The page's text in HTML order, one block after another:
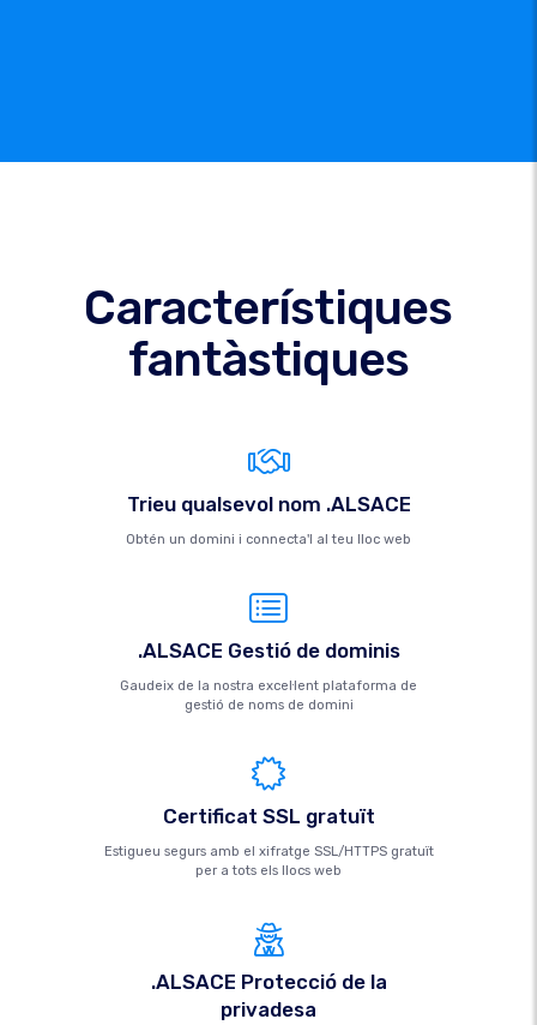
Característiques
fantàstiques
Trieu qualsevol nom .ALSACE
Obtén un domini i connecta'l al teu lloc web
.ALSACE Gestió de dominis
Gaudeix de la nostra excel·lent plataforma de
gestió de noms de domini
Certificat SSL gratuït
Estigueu segurs amb el xifratge SSL/HTTPS gratuït
per a tots els llocs web
.ALSACE Protecció de la
privadesa